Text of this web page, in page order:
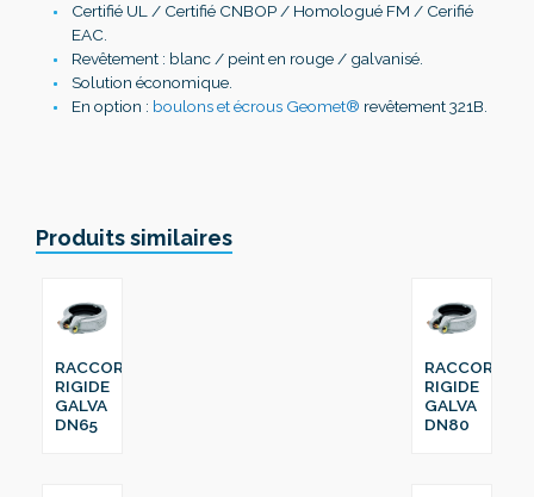
Certifié UL / Certifié CNBOP / Homologué FM / Cerifié
EAC.
Revêtement : blanc / peint en rouge / galvanisé.
Solution économique.
En option : boulons et écrous Geomet® revêtement 321B.
Produits similaires
RACCORD
RIGIDE
GALVA
DN65
RACCORD
RIGIDE
GALVA
DN80